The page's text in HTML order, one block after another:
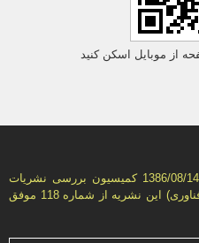
از موبایل اسکن کنید
بر اساس مجوز شماره 6776/3 مورخ 1386/08/14 كمیسیون بررسى نشریات
علمى كشور (وزارت علوم، تحقیقات و فناورى) این نشریه از شماره 118 موفق